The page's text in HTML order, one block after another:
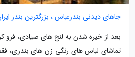
جاهای دیدنی بندرعباس ، بزرگترین بندر
بعد از خیره شدن به لنج های صیادی، فرو
تماشای لباس های رنگی زن های